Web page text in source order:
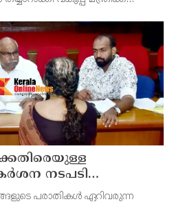
നാല് ഏക്കറിൽ അധികം വരുന്ന
നടപടി
കമ്മീഷൻ
പരാതികൾ ഏറിവരുന്ന